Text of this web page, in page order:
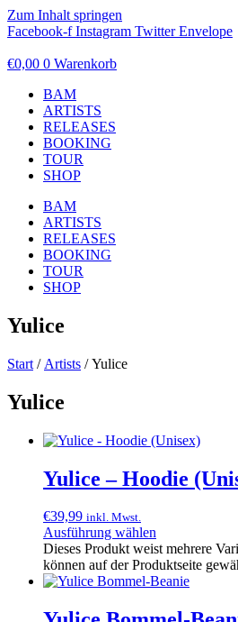
Zum Inhalt springen
Facebook-f Instagram Twitter Envelope
€0,00 0 Warenkorb
BAM
ARTISTS
RELEASES
BOOKING
TOUR
SHOP
BAM
ARTISTS
RELEASES
BOOKING
TOUR
SHOP
Yulice
Start / Artists / Yulice
Yulice
Yulice – Hoodie
€39,99 inkl. Mwst.
Ausführung wählen
Dieses Produkt weist mehrere
können auf der Produktseite